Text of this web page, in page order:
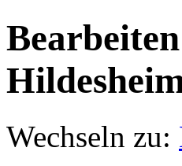
Wechseln zu: